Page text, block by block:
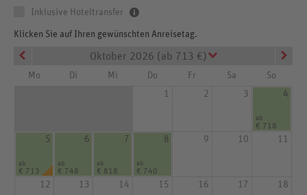
Inklusive Hoteltransfer
Klicken Sie auf Ihren gewünschten Anreisetag.
Oktober 2026 (ab 713 €)
Mo Di Mi Do Fr Sa
So
1
2 3 4
ab
€ 718
5
ab
€ 713
6
ab
€ 748
7
ab
€ 818
8
ab
€ 740
9 10 11
12 13 14 15 16 17 18